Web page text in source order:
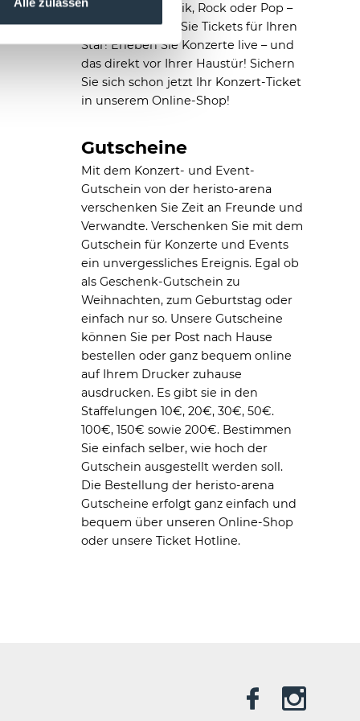
Kultur, Jazz, Klassik, Rock oder Pop –
bei uns erhalten Sie Tickets für Ihren
Star! Erleben Sie Konzerte live – und
das direkt vor Ihrer Haustür! Sichern
Sie sich schon jetzt Ihr Konzert-Ticket
in unserem Online-Shop!
Gutscheine
Mit dem Konzert- und Event-
Gutschein von der heristo-arena
verschenken Sie Zeit an Freunde und
Verwandte. Verschenken Sie mit dem
Gutschein für Konzerte und Events
ein unvergessliches Ereignis. Egal ob
als Geschenk-Gutschein zu
Weihnachten, zum Geburtstag oder
einfach nur so. Unsere Gutscheine
können Sie per Post nach Hause
bestellen oder ganz bequem online
auf Ihrem Drucker zuhause
ausdrucken. Es gibt sie in den
Staffelungen 10€, 20€, 30€, 50€.
100€, 150€ sowie 200€. Bestimmen
Sie einfach selber, wie hoch der
Gutschein ausgestellt werden soll.
Die Bestellung der heristo-arena
Gutscheine erfolgt ganz einfach und
bequem über unseren Online-Shop
oder unsere Ticket Hotline.